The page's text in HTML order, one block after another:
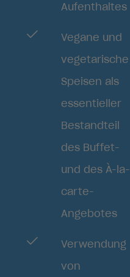
Aufenthaltes
Vegane und
vegetarische
Speisen als
essentieller
Bestandteil
des Buffet-
und des À-la-
carte-
Angebotes
Verwendung
von